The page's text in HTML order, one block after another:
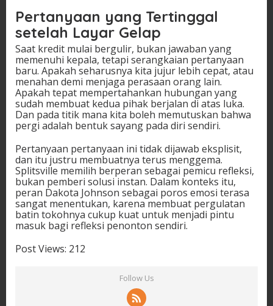
Pertanyaan yang Tertinggal
setelah Layar Gelap
Saat kredit mulai bergulir, bukan jawaban yang
memenuhi kepala, tetapi serangkaian pertanyaan
baru. Apakah seharusnya kita jujur lebih cepat, atau
menahan demi menjaga perasaan orang lain.
Apakah tepat mempertahankan hubungan yang
sudah membuat kedua pihak berjalan di atas luka.
Dan pada titik mana kita boleh memutuskan bahwa
pergi adalah bentuk sayang pada diri sendiri.
Pertanyaan pertanyaan ini tidak dijawab eksplisit,
dan itu justru membuatnya terus menggema.
Splitsville memilih berperan sebagai pemicu refleksi,
bukan pemberi solusi instan. Dalam konteks itu,
peran Dakota Johnson sebagai poros emosi terasa
sangat menentukan, karena membuat pergulatan
batin tokohnya cukup kuat untuk menjadi pintu
masuk bagi refleksi penonton sendiri.
Post Views: 212
Follow Us